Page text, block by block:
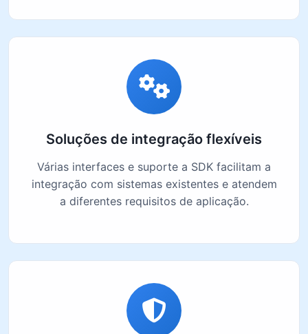
Soluções de integração flexíveis
Várias interfaces e suporte a SDK facilitam a
integração com sistemas existentes e atendem
a diferentes requisitos de aplicação.